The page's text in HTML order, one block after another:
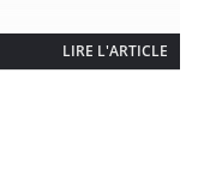
LIRE L'ARTICLE